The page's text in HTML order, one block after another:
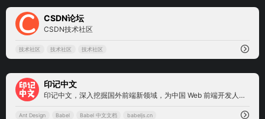
CSDN论坛
CSDN技术社区
技术社区 技术社区 技术社区
印记中文
印记中文，深入挖掘国外前端新领域，为中国 Web 前端开发人员提供优质文档!!
Ant Design Babel Babel 中文文档 babeljs.cn